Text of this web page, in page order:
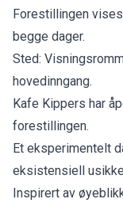
Forestillingen
begge dager.
Sted:
hovedinngang.
Kafe Kippers har
forestillingen.
Et eksperimentelt
eksistensiell
Inspirert av